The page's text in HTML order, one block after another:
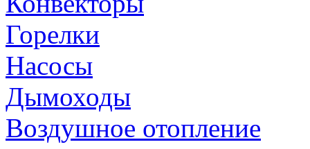
Горелки
Насосы
Дымоходы
Воздушное отопление